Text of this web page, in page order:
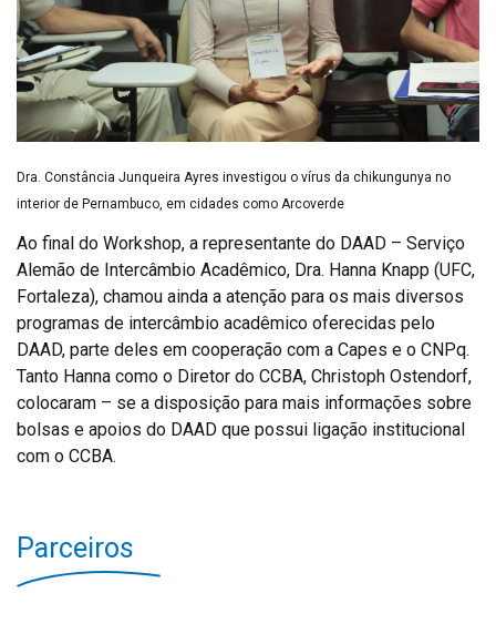
Dra. Constância Junqueira Ayres investigou o vírus da chikungunya no
interior de Pernambuco, em cidades como Arcoverde
Ao final do Workshop, a representante do DAAD – Serviço
Alemão de Intercâmbio Acadêmico, Dra. Hanna Knapp (UFC,
Fortaleza), chamou ainda a atenção para os mais diversos
programas de intercâmbio acadêmico oferecidas pelo
DAAD, parte deles em cooperação com a Capes e o CNPq.
Tanto Hanna como o Diretor do CCBA, Christoph Ostendorf,
colocaram – se a disposição para mais informações sobre
bolsas e apoios do DAAD que possui ligação institucional
com o CCBA.
Parceiros